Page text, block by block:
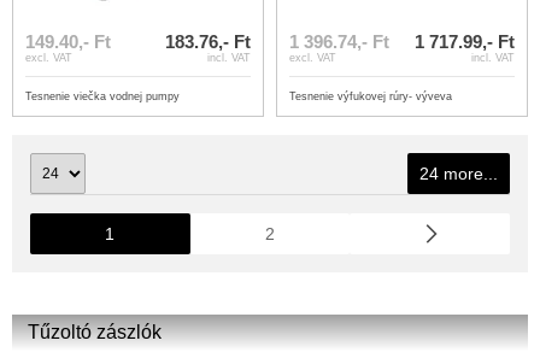
Tűzoltó zászlók
149.40,- Ft
excl. VAT
183.76,- Ft
incl. VAT
Tesnenie viečka vodnej pumpy
1 396.74,- Ft
excl. VAT
1 717.99,- Ft
incl. VAT
Tesnenie výfukovej rúry- výveva
24 more...
1 2